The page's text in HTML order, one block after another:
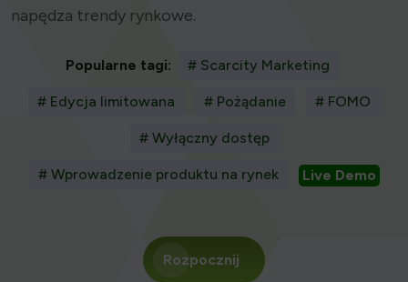
napędza trendy rynkowe.
Popularne tagi: # Scarcity Marketing
# Edycja limitowana # Pożądanie # FOMO
# Wyłączny dostęp
# Wprowadzenie produktu na rynek Live Demo
Rozpocznij